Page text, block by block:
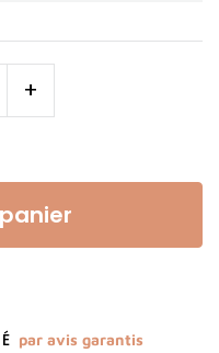
+
par avis garantis